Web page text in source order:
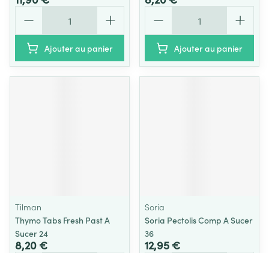
Ajouter au panier Ajouter au panier
Tilman
Thymo Tabs Fresh Past A
Sucer 24
8,20 €
Soria
Soria Pectolis Comp A Sucer
36
12,95 €